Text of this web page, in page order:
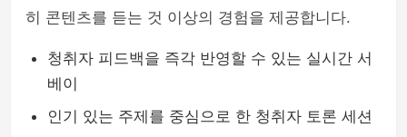
히 콘텐츠를 듣는 것 이상의 경험을 제공합니다.
청취자 피드백을 즉각 반영할 수 있는 실시간 서
베이
인기 있는 주제를 중심으로 한 청취자 토론 세션